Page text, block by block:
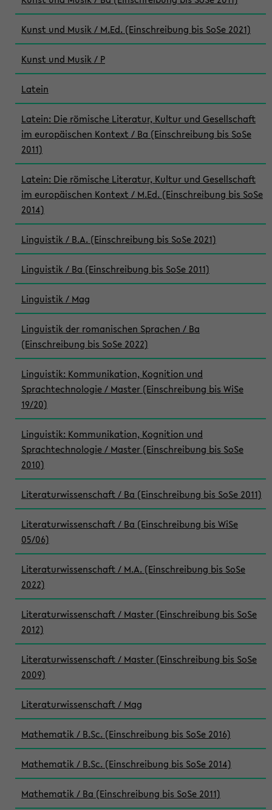
Kunst und Musik / M.Ed. (Einschreibung bis SoSe 2021)
Kunst und Musik / P
Latein
Latein: Die römische Literatur, Kultur und Gesellschaft
im europäischen Kontext / Ba (Einschreibung bis SoSe
2011)
Latein: Die römische Literatur, Kultur und Gesellschaft
im europäischen Kontext / M.Ed. (Einschreibung bis SoSe
2014)
Linguistik / B.A. (Einschreibung bis SoSe 2021)
Linguistik / Ba (Einschreibung bis SoSe 2011)
Linguistik / Mag
Linguistik der romanischen Sprachen / Ba
(Einschreibung bis SoSe 2022)
Linguistik: Kommunikation, Kognition und
Sprachtechnologie / Master (Einschreibung bis WiSe
19/20)
Linguistik: Kommunikation, Kognition und
Sprachtechnologie / Master (Einschreibung bis SoSe
2010)
Literaturwissenschaft / Ba (Einschreibung bis SoSe 2011)
Literaturwissenschaft / Ba (Einschreibung bis WiSe
05/06)
Literaturwissenschaft / M.A. (Einschreibung bis SoSe
2022)
Literaturwissenschaft / Master (Einschreibung bis SoSe
2012)
Literaturwissenschaft / Master (Einschreibung bis SoSe
2009)
Literaturwissenschaft / Mag
Mathematik / B.Sc. (Einschreibung bis SoSe 2016)
Mathematik / B.Sc. (Einschreibung bis SoSe 2014)
Mathematik / Ba (Einschreibung bis SoSe 2011)